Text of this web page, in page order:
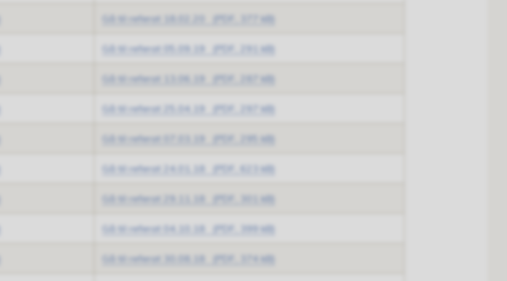
Gå til referat 18.02.20 (PDF, 377 kB)
Gå til referat 05.09.19 (PDF, 291 kB)
Gå til referat 13.06.19 (PDF, 287 kB)
Gå til referat 25.04.19 (PDF, 297 kB)
Gå til referat 07.03.19 (PDF, 295 kB)
Gå til referat 24.01.18 (PDF, 623 kB)
Gå til referat 29.11.18 (PDF, 301 kB)
Gå til referat 04.10.18 (PDF, 399 kB)
Gå til referat 30.08.18 (PDF, 374 kB)